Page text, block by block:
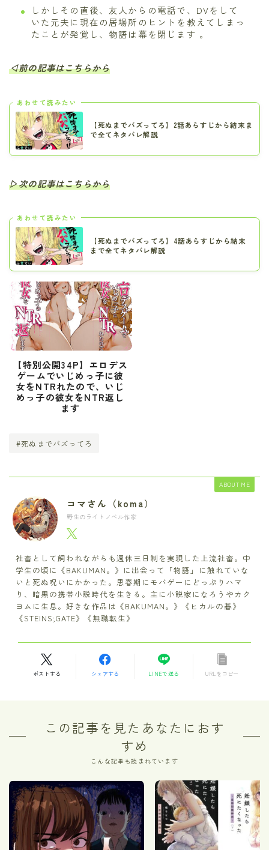
しかしその直後、友人からの電話で、DVをして
いた元夫に現在の居場所のヒントを教えてしまっ
たことが発覚し、物語は幕を閉じます 。
◁前の記事はこちらから
あわせて読みたい
【死ぬまでバズってろ】2話あらすじから結末ま
で全てネタバレ解説
▷次の記事はこちらから
あわせて読みたい
【死ぬまでバズってろ】4話あらすじから結末
まで全てネタバレ解説
【特別公開34P】エロデス
ゲームでいじめっ子に彼
女をNTRれたので、いじ
めっ子の彼女をNTR返し
ます
#死ぬまでバズってろ
ABOUT ME
コマさん（koma）
野生のライトノベル作家
社畜として飼われながらも週休三日制を実現した上流社畜。中
学生の頃に《BAKUMAN。》に出会って「物語」に触れていな
いと死ぬ呪いにかかった。思春期にモバゲーにどっぷりハマ
り、暗黒の携帯小説時代を生きる。主に小説家になろうやカク
ヨムに生息。好きな作品は《BAKUMAN。》《ヒカルの碁》
《STEINS;GATE》《無職転生》
ポストする シェアする LINEで送る URLをコピー
この記事を見たあなたにおす
すめ
こんな記事も読まれています